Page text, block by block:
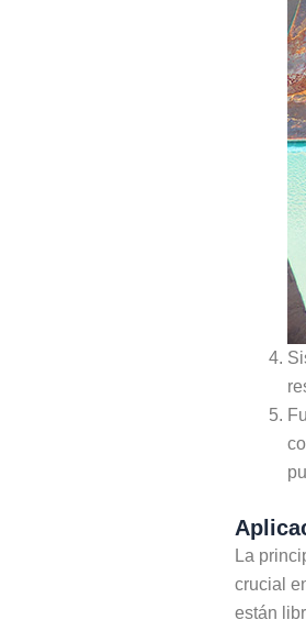
La
crucial
están